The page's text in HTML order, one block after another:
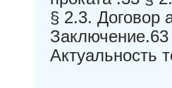
§ 2.3. Договор
Заключение.63
Актуальность